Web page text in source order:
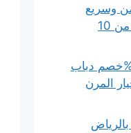
وسريع
بأسعار تنافسية..خبرة لأكثر من 10
نقل عفش جدة بـ30%خصم دباب
المرن